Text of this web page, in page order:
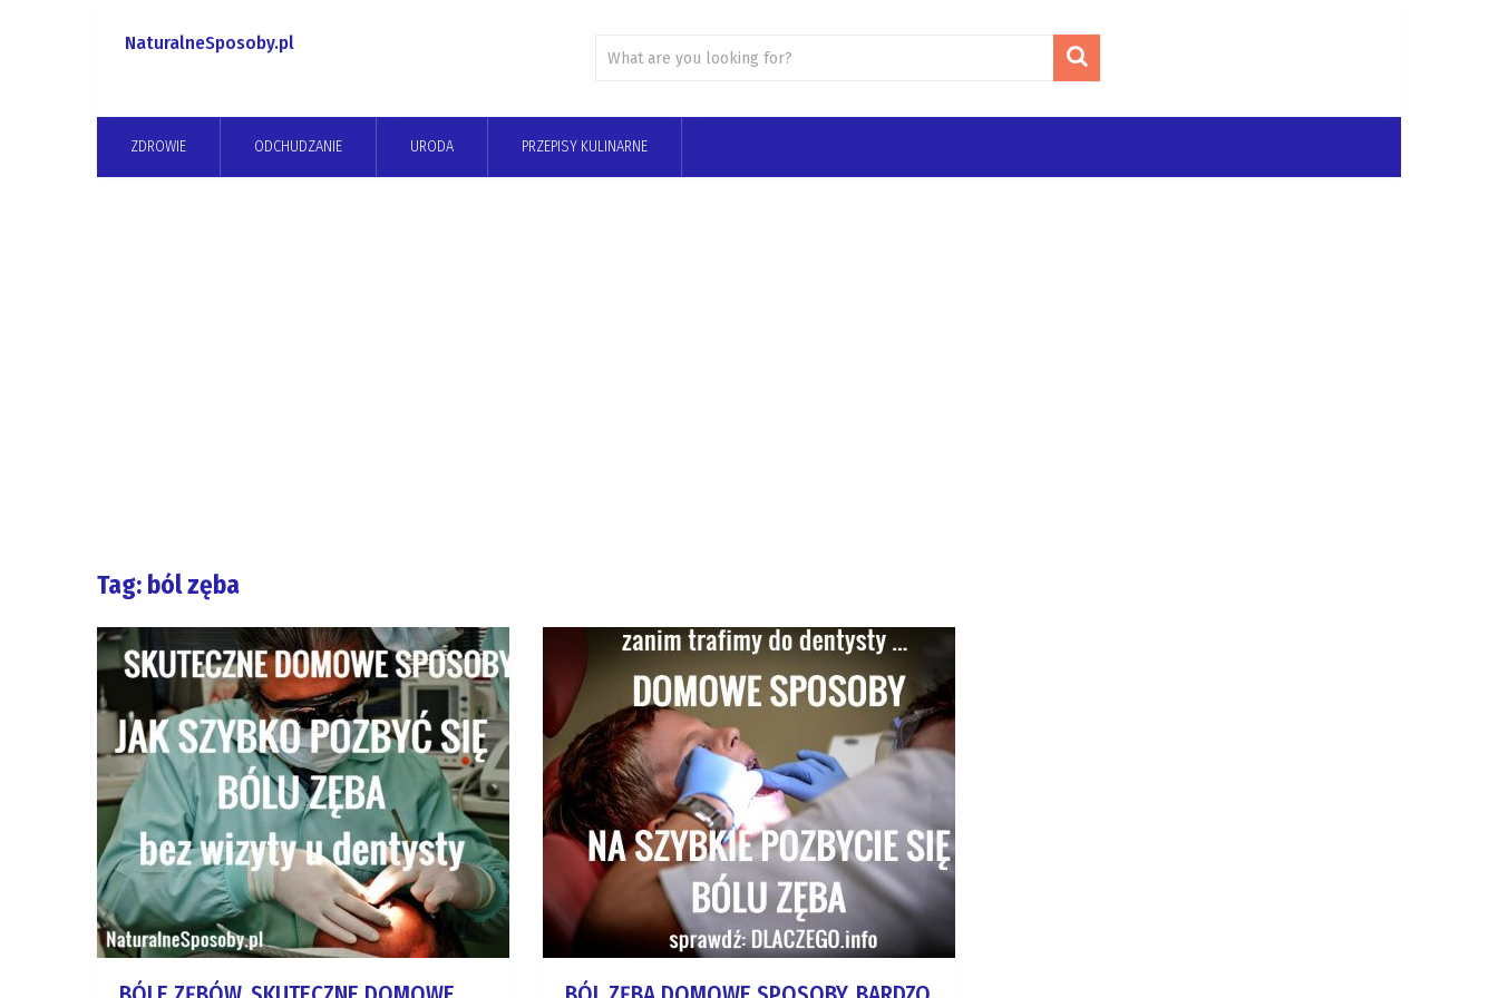
NaturalneSposoby.pl
ZDROWIE ODCHUDZANIE URODA PRZEPISY KULINARNE
Tag: ból zęba